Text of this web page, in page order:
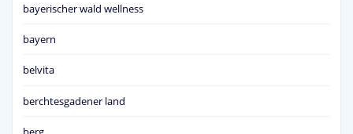
bayerischer wald wellness
bayern
belvita
berchtesgadener land